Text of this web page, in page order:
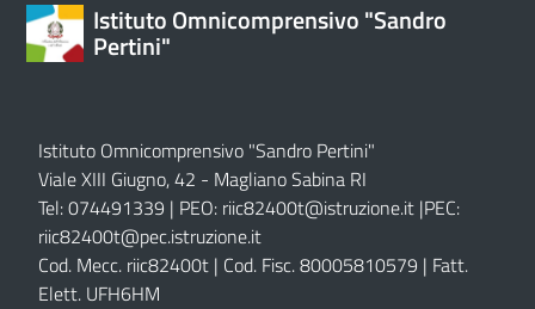
Istituto Omnicomprensivo "Sandro
Pertini"
Istituto Omnicomprensivo "Sandro Pertini"
Viale XIII Giugno, 42 - Magliano Sabina RI
Tel: 074491339 | PEO: riic82400t@istruzione.it |PEC:
riic82400t@pec.istruzione.it
Cod. Mecc. riic82400t | Cod. Fisc. 80005810579 | Fatt.
Elett. UFH6HM